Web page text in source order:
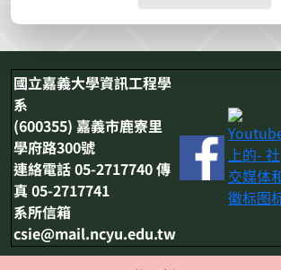
國立嘉義大學資訊工程學
系
(600355) 嘉義市鹿寮里
學府路300號
連絡電話 05-2717740 傳
真 05-2717741
系所信箱
csie@mail.ncyu.edu.tw